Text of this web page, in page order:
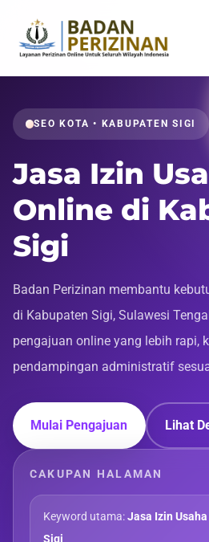
SEO KOTA • KABUPATEN SIGI
Jasa Izin
Online di
Sigi
Badan Perizinan membantu
di Kabupaten Sigi, Sulawesi
pengajuan online yang lebih rapi,
pendampingan administratif
Mulai Pengajuan Lihat
CAKUPAN HALAMAN
Keyword utama:Jasa Izin
Sigi